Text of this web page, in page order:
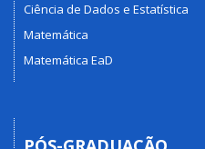
Ciência de Dados e Estatística
Matemática
Matemática EaD